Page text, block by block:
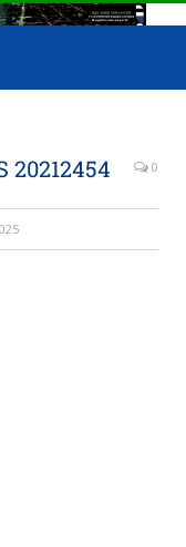
20212454 0